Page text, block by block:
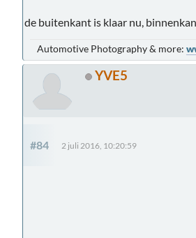
de buitenkant is klaar nu,
Automotive Photography & more:
YVE5
#84 2 juli 2016, 10:20:59